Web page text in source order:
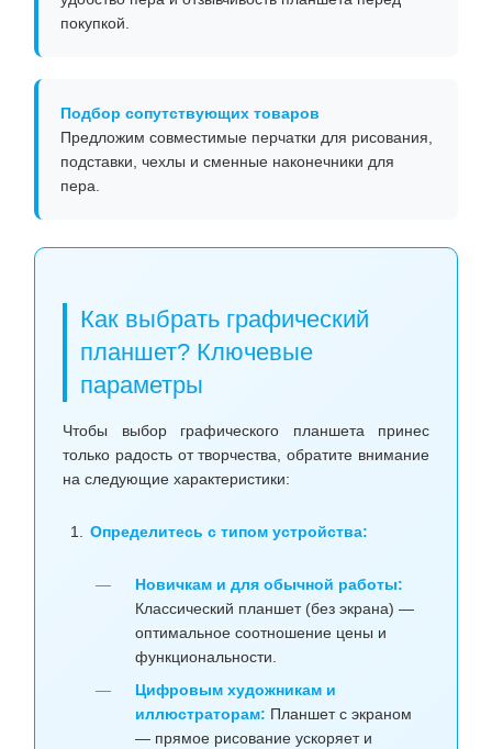
покупкой.
Подбор сопутствующих товаров
Предложим совместимые перчатки для рисования,
подставки, чехлы и сменные наконечники для
пера.
Как выбрать графический
планшет? Ключевые
параметры
Чтобы выбор графического планшета принес
только радость от творчества, обратите внимание
на следующие характеристики:
Определитесь с типом устройства:
Новичкам и для обычной работы:
Классический планшет (без экрана) —
оптимальное соотношение цены и
функциональности.
Цифровым художникам и
иллюстраторам: Планшет с экраном
— прямое рисование ускоряет и